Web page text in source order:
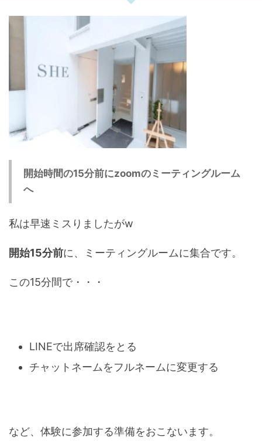
開始時間の15分前にzoomのミーティングルーム
へ
私は早速ミスりましたがw
開始15分前に、ミーティングルームに集合です。
この15分間で・・・
LINEで出席確認をとる
チャットネームをフルネームに変更する
など、体験に参加する準備をおこないます。